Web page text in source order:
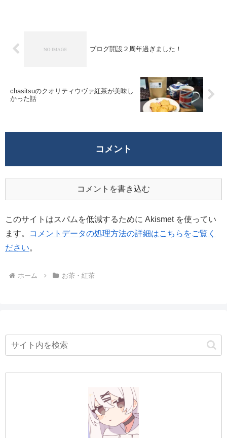
ブログ開設２周年過ぎました！
chasitsuのクオリティウヴァ紅茶が美味し
かった話
コメント
コメントを書き込む
このサイトはスパムを低減するために Akismet を使ってい
ます。
コメントデータの処理方法の詳細はこちらをご覧く
ださい。
ホーム お茶・紅茶